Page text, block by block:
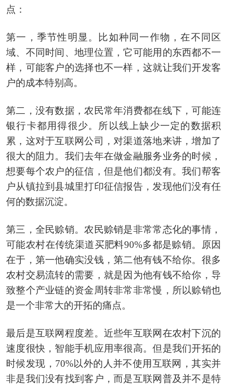
点：
第一，季节性明显。比如种同一作物，在不同区
域、不同时间、地理位置，它可能用的东西都不一
样，可能客户的选择也不一样，这就让我们开发客
户的成本特别高。
第二，没有数据，农民常年消费都在线下，可能连
银行卡都用得很少。所以线上缺少一定的数据积
累，这对于互联网公司，对渠道落地来讲，增加了
很大的阻力。我们去年在做金融服务业务的时候，
想要每个农户的征信，但是他们都没有。我们帮客
户从镇拉到县城里打印征信报告，发现他们没有任
何的数据沉淀。
第三，全民赊销。农民赊销是非常常态化的事情，
可能农村在传统渠道买肥料90%多都是赊销。原因
在于，第一他确实没钱，第二他有钱不给你。很多
农村交易流转的需要，就是因为他有钱不给你，导
致整个产业链的资金周转非常非常慢，所以赊销也
是一个非常大的开拓的痛点。
最后是互联网程度差。近些年互联网在农村下沉的
速度很快，智能手机应用率很高。但是我们开拓的
时候发现，70%以外的人并不使用互联网，其实并
非是我们没有找到客户，而是互联网普及并不是特